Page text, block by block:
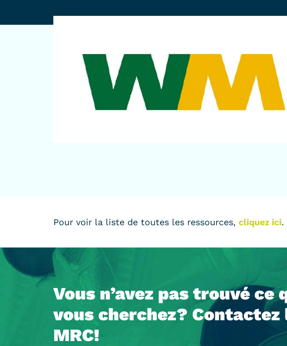
Pour voir la liste de toutes les ressources, cliquez ici.
Vous n’avez pas trouvé ce
vous cherchez? Contactez
MRC!